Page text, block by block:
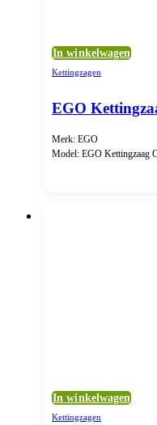
In winkelwagen
Kettingzagen
EGO
Merk: EGO
Model: EGO Kettingzaag
In winkelwagen
Kettingzagen